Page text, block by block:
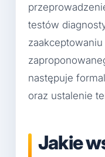
testów
następuje
oraz ustalenie
Jakie